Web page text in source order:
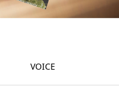
VOICE